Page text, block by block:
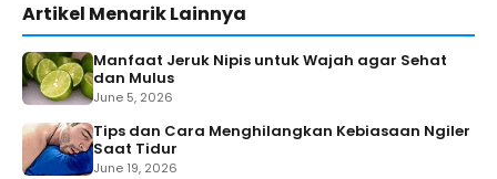
Artikel Menarik Lainnya
Manfaat Jeruk Nipis untuk Wajah agar Sehat
dan Mulus
June 5, 2026
Tips dan Cara Menghilangkan Kebiasaan Ngiler
Saat Tidur
June 19, 2026